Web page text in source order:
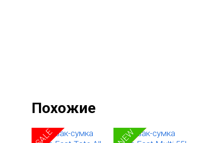
Похожие
SALE SALE
NEWАксессуары
Инфо